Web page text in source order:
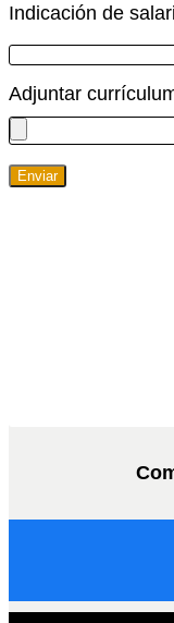
Indicación de
Adjuntar
Enviar